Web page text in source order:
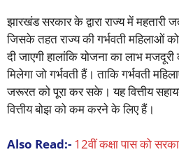
झारखंड सरकार के द्वारा राज्य में
जिसके तहत राज्य की गर्भवती महिलाओं
दी जाएगी हालांकि योजना का लाभ
मिलेगा जो गर्भवती हैं। ताकि गर्भवती
जरूरत को पूरा कर सके। यह वित्तीय
वित्तीय बोझ को कम करने के लिए हैं।
Also Read:- 12वीं कक्षा पास को